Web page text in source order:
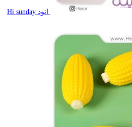
اتود Hi sunday
range: